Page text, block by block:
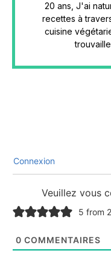
20 ans, J'ai
recettes à
cuisine
Connexion
Veuillez vous
5 from
0 COMMENTAIRES